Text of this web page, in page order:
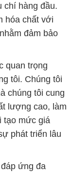
chí hàng đầu.
hóa chất với
đảm bảo
quan trọng
tôi. Chúng tôi
chúng tôi cung
lượng cao, làm
tạo mức giá
phát triển lâu
ứng đa